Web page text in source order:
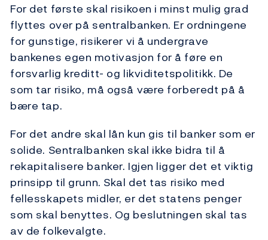
For det første skal risikoen i minst mulig grad
flyttes over på sentralbanken. Er ordningene
for gunstige, risikerer vi å undergrave
bankenes egen motivasjon for å føre en
forsvarlig kreditt- og likviditetspolitikk. De
som tar risiko, må også være forberedt på å
bære tap.
For det andre skal lån kun gis til banker som er
solide. Sentralbanken skal ikke bidra til å
rekapitalisere banker. Igjen ligger det et viktig
prinsipp til grunn. Skal det tas risiko med
fellesskapets midler, er det statens penger
som skal benyttes. Og beslutningen skal tas
av de folkevalgte.